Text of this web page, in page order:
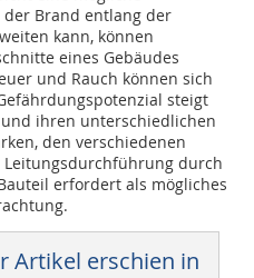
der Brand entlang der
kann, können
eines Gebäudes
und Rauch können sich
steigt
ihren unterschiedlichen
den verschiedenen
durch
erfordert als mögliches
Artikel erschien in